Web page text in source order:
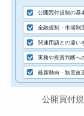
公開買付規制の基
金融規制・市場制
関連用語との違い
実務や投資判断へ
最新動向・制度改
公開買付